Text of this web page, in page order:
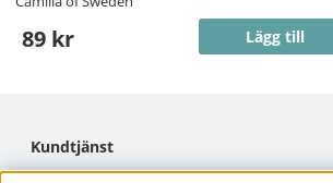
89 kr Lägg till
Kundtjänst